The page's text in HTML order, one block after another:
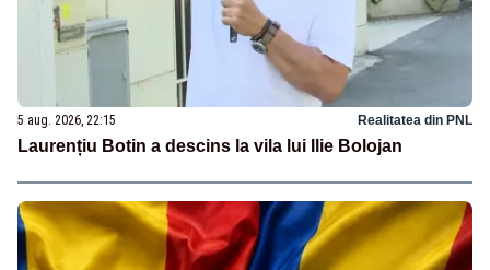
5 aug. 2026, 22:15 Realitatea din PNL
Laurențiu Botin a descins la vila lui Ilie Bolojan